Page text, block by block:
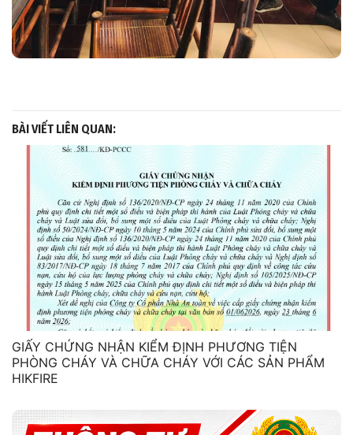
BÀI VIẾT LIÊN QUAN:
GIẤY CHỨNG NHẬN KIỂM ĐỊNH PHƯƠNG TIỆN
PHÒNG CHÁY VÀ CHỮA CHÁY VỚI CÁC SẢN PHẨM
HIKFIRE